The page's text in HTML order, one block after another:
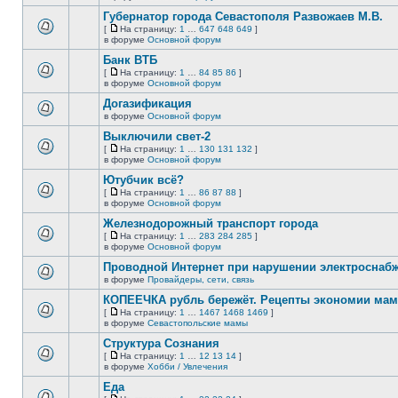
сообщений.
этой
непрочитанных
сообщений.
страницу
этой
непрочитанных
сообщений.
Губернатор города Севастополя Развожаев М.В.
[
На
страницу
На страницу: 1 647 648 649 ]
в форуме Основной форум
этой
непрочитанных
сообщений.
Банк ВТБ
[
На
страницу
На страницу: 1 84 85 86 ]
в форуме Основной форум
непрочитанных
сообщений.
Догазификация
в форуме Основной форум
этой
непрочитанных
сообщений.
Выключили свет-2
[
На
страницу
На страницу: 1 130 131 132 ]
в форуме Основной форум
этой
непрочитанных
сообщений.
Ютубчик всё?
[
На
страницу
На страницу: 1 86 87 88 ]
в форуме Основной форум
этой
непрочитанных
сообщений.
Железнодорожный транспорт города
[
На
страницу
На страницу: 1 283 284 285 ]
в форуме Основной форум
непрочитанных
сообщений.
Проводной Интернет при нарушении
в форуме Провайдеры, сети, связь
этой
непрочитанных
сообщений.
КОПЕЕЧКА рубль бережёт. Рецепты экономии
[
На
страницу
На страницу: 1 1467 1468 1469 ]
в форуме Севастопольские мамы
этой
Структура Сознания
[
На
страницу
На страницу: 1 12 13 14 ]
в форуме Хобби / Увлечения
Еда